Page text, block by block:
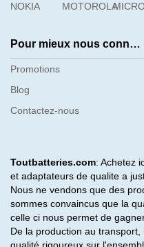
NOKIA
MOTOROLA
Pour mieux nous connaître
Promotions
Blog
Contactez-nous
Toutbatteries.com: Achetez
et adaptateurs de qualite a
Nous ne vendons que des
sommes convaincus que la
celle ci nous permet de
De la production au